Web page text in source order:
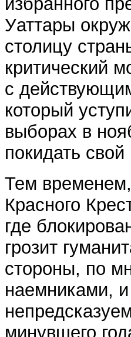
Уаттары
столицу
критический
с
который
выборах в
покидать свой
Тем
Красного
где
грозит
стороны, по
наемниками, и
минувшего